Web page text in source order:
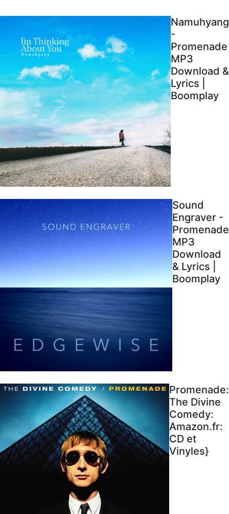
Namuhyang
-
Promenade
MP3
Download &
Lyrics |
Boomplay
Sound
Engraver -
Promenade
MP3
Download
& Lyrics |
Boomplay
Promenade:
The Divine
Comedy:
Amazon.fr:
CD et
Vinyles}